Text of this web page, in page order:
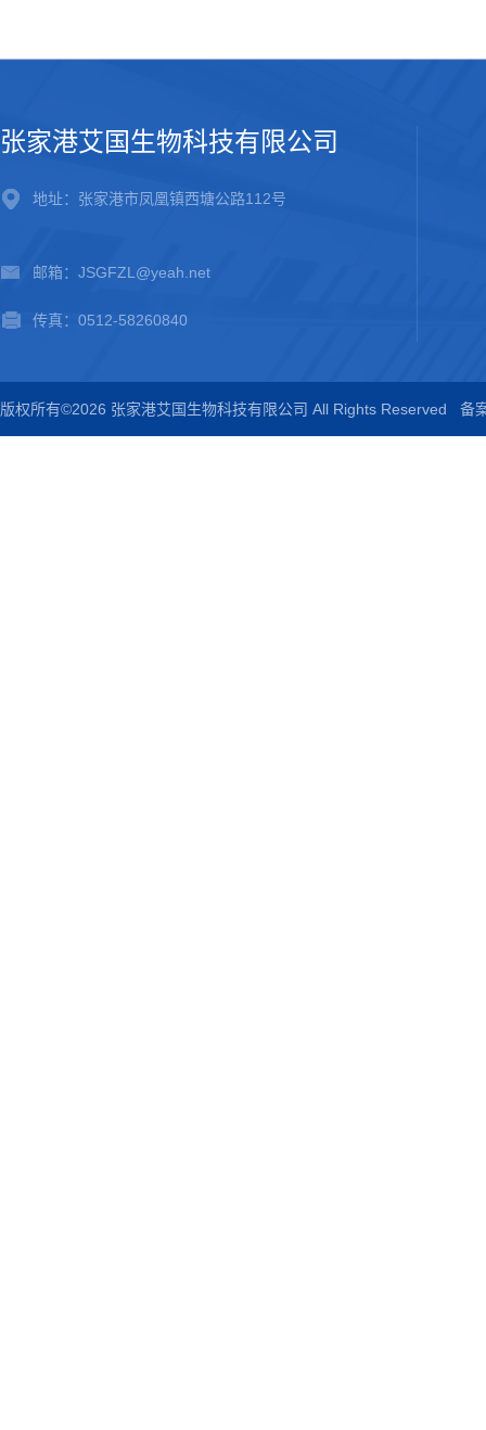
张家港艾国生物科技有限公司
地址：张家港市凤凰镇西塘公路112号
邮箱：JSGFZL@yeah.net
传真：0512-58260840
版权所有©2026 张家港艾国生物科技有限公司 All Rights Reserved 备